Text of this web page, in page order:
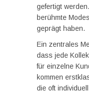
gefertigt
berühmte
geprägt haben.
Ein zentrales
dass jede
für einzelne
kommen
die oft